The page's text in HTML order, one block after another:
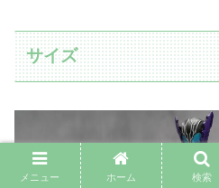
サイズ
メニュー ホーム 検索